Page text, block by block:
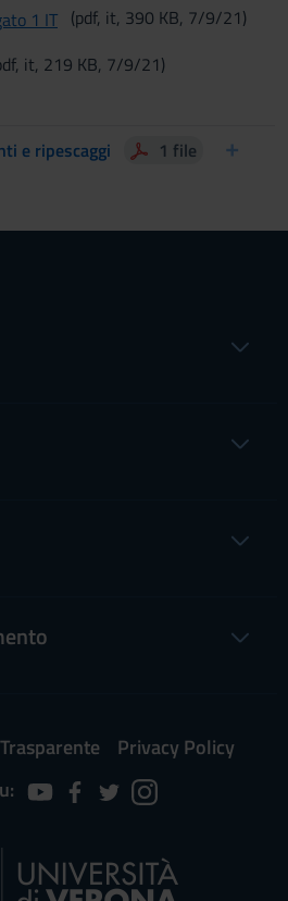
1 IT (pdf, it, 390 KB, 7/9/21)
it, 219 KB, 7/9/21)
e ripescaggi 1 file
Privacy Policy